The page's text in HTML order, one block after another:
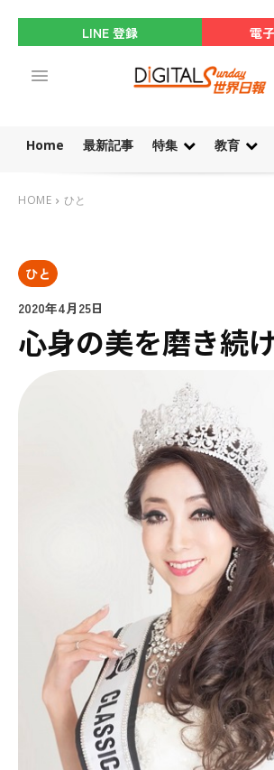
LINE 登録 電
Home 最新記事 特集 教育
HOME ひと
ひと
2020年4月25日
心身の美を磨き続